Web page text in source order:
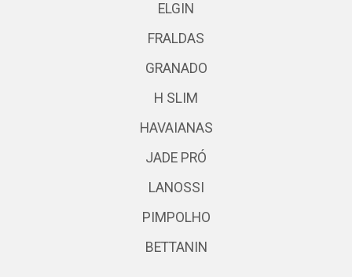
ELGIN
FRALDAS
GRANADO
H SLIM
HAVAIANAS
JADE PRÓ
LANOSSI
PIMPOLHO
BETTANIN